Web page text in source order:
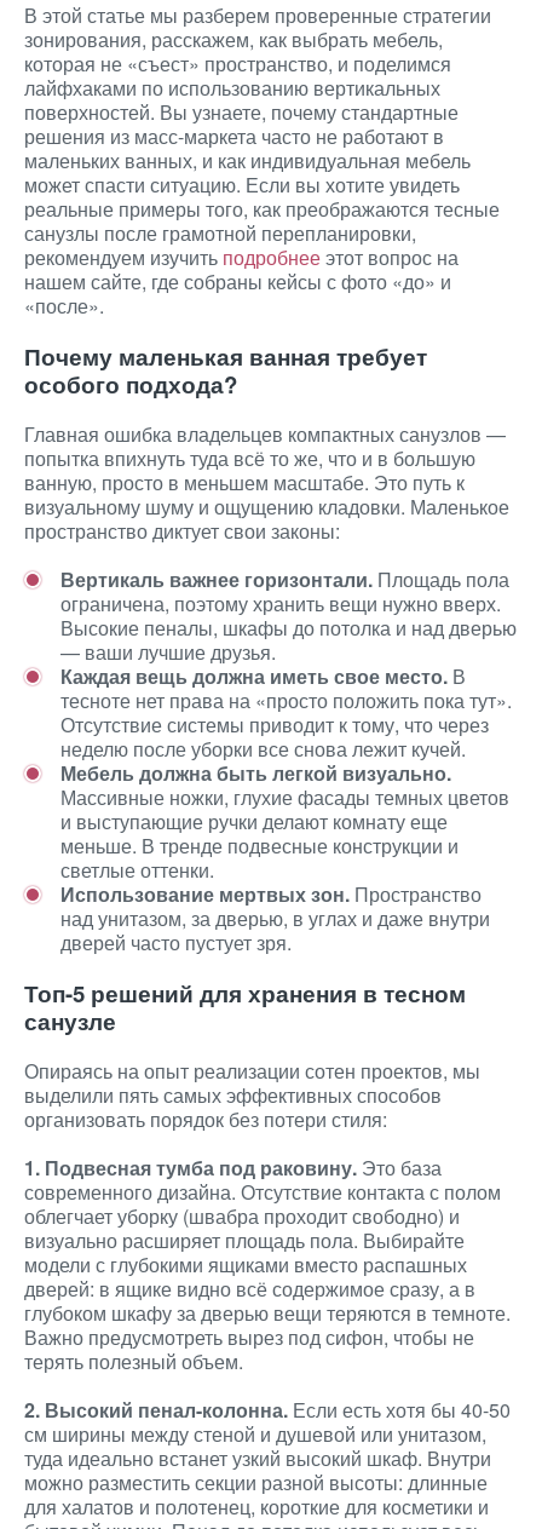
В этой статье мы разберем проверенные стратегии
зонирования, расскажем, как выбрать мебель,
которая не «съест» пространство, и поделимся
лайфхаками по использованию вертикальных
поверхностей. Вы узнаете, почему стандартные
решения из масс-маркета часто не работают в
маленьких ванных, и как индивидуальная мебель
может спасти ситуацию. Если вы хотите увидеть
реальные примеры того, как преображаются тесные
санузлы после грамотной перепланировки,
рекомендуем изучить подробнееэтот вопрос на
нашем сайте, где собраны кейсы с фото «до» и
«после».
Почему маленькая ванная требует
особого подхода?
Главная ошибка владельцев компактных санузлов —
попытка впихнуть туда всё то же, что и в большую
ванную, просто в меньшем масштабе. Это путь к
визуальному шуму и ощущению кладовки. Маленькое
пространство диктует свои законы:
Вертикаль важнее горизонтали. Площадь пола
ограничена, поэтому хранить вещи нужно вверх.
Высокие пеналы, шкафы до потолка и над дверью
— ваши лучшие друзья.
Каждая вещь должна иметь свое место. В
тесноте нет права на «просто положить пока тут».
Отсутствие системы приводит к тому, что через
неделю после уборки все снова лежит кучей.
Мебель должна быть легкой визуально.
Массивные ножки, глухие фасады темных цветов
и выступающие ручки делают комнату еще
меньше. В тренде подвесные конструкции и
светлые оттенки.
Использование мертвых зон. Пространство
над унитазом, за дверью, в углах и даже внутри
дверей часто пустует зря.
Топ-5 решений для хранения в тесном
санузле
Опираясь на опыт реализации сотен проектов, мы
выделили пять самых эффективных способов
организовать порядок без потери стиля:
1. Подвесная тумба под раковину. Это база
современного дизайна. Отсутствие контакта с полом
облегчает уборку (швабра проходит свободно) и
визуально расширяет площадь пола. Выбирайте
модели с глубокими ящиками вместо распашных
дверей: в ящике видно всё содержимое сразу, а в
глубоком шкафу за дверью вещи теряются в темноте.
Важно предусмотреть вырез под сифон, чтобы не
терять полезный объем.
2. Высокий пенал-колонна. Если есть хотя бы 40-50
см ширины между стеной и душевой или унитазом,
туда идеально встанет узкий высокий шкаф. Внутри
можно разместить секции разной высоты: длинные
для халатов и полотенец, короткие для косметики и